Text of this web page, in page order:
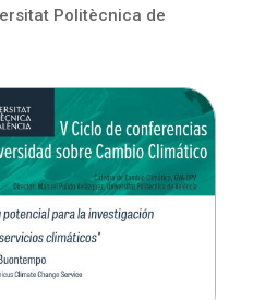
Politècnica de